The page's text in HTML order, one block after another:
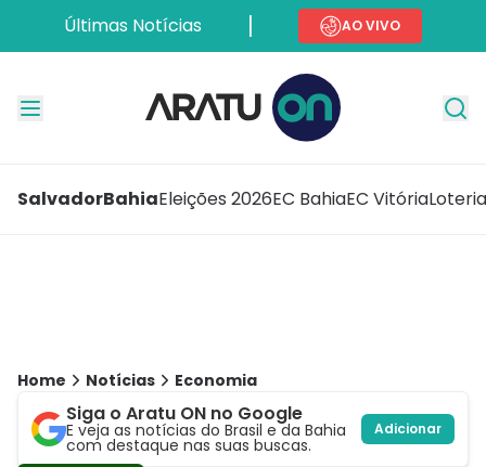
Últimas Notícias AO VIVO
SalvadorBahiaEleições 2026EC BahiaEC Vitória
Home Notícias Economia
Siga o Aratu ON no Google
E veja as notícias do Brasil e da Bahia
com destaque nas suas buscas.
Adicionar